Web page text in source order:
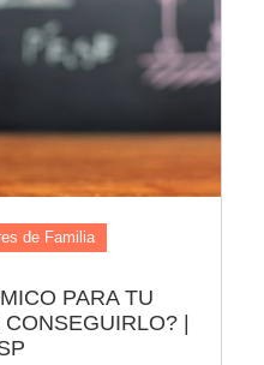
de Familia
PARA TU
|